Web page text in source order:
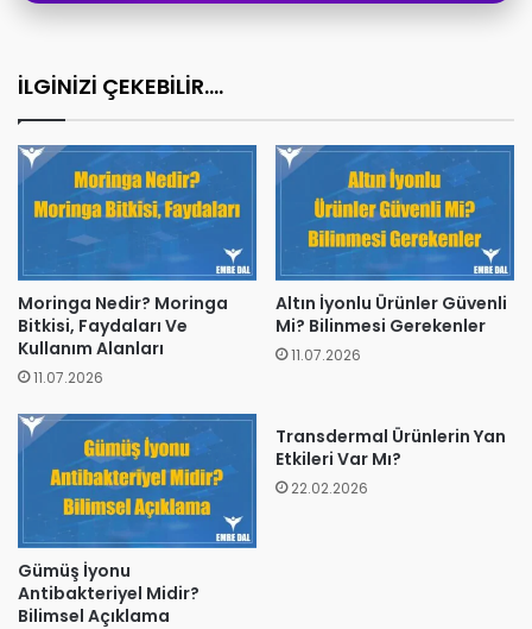
İLGİNİZİ ÇEKEBİLİR....
Moringa Nedir? Moringa
Bitkisi, Faydaları Ve
Kullanım Alanları
11.07.2026
Altın İyonlu Ürünler Güvenli
Mi? Bilinmesi Gerekenler
11.07.2026
Gümüş İyonu
Antibakteriyel Midir?
Bilimsel Açıklama
Transdermal Ürünlerin Yan
Etkileri Var Mı?
22.02.2026